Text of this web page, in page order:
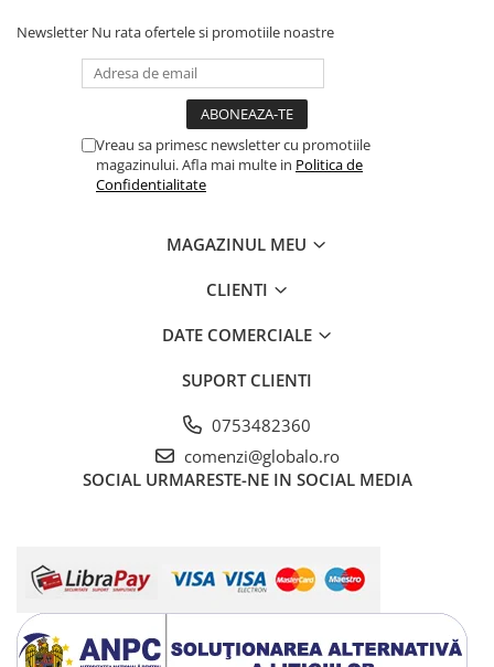
Newsletter Nu rata ofertele si promotiile noastre
Vreau sa primesc newsletter cu promotiile
magazinului. Afla mai multe in Politica de
Confidentialitate
MAGAZINUL MEU
CLIENTI
DATE COMERCIALE
SUPORT CLIENTI
0753482360
comenzi@globalo.ro
SOCIAL URMARESTE-NE IN SOCIAL MEDIA